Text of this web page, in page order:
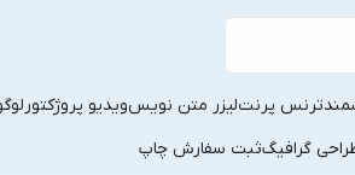
ترنس پرنتلیزر متن نویسویدیو پروژکتور
گرافیگثبت سفارش چاپ